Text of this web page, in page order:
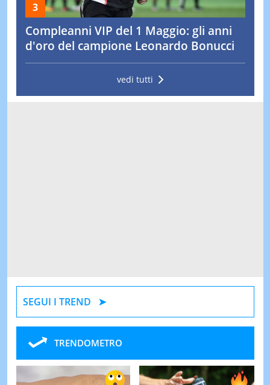
Compleanni VIP del 1 Maggio: gli anni
d'oro del campione Leonardo Bonucci
vedi tutti
SEGUI I TREND
TRENDOMETRO